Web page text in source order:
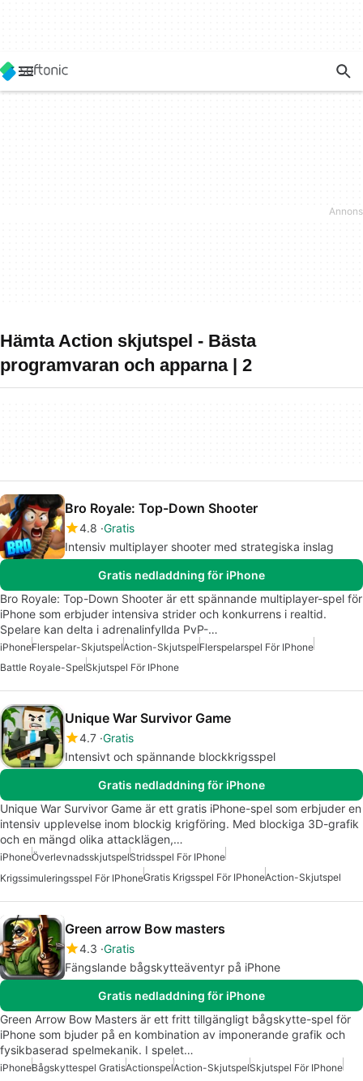
Hämta Action skjutspel - Bästa
programvaran och apparna | 2
Bro Royale: Top-Down Shooter
4.8 Gratis
Intensiv multiplayer shooter med strategiska inslag
Gratis nedladdning för iPhone
Bro Royale: Top-Down Shooter är ett spännande multiplayer-spel för
iPhone som erbjuder intensiva strider och konkurrens i realtid.
Spelare kan delta i adrenalinfyllda PvP-…
iPhoneFlerspelar-SkjutspelAction-SkjutspelFlerspelarspel För IPhone
Battle Royale-SpelSkjutspel För IPhone
Unique War Survivor Game
4.7 Gratis
Intensivt och spännande blockkrigsspel
Gratis nedladdning för iPhone
Unique War Survivor Game är ett gratis iPhone-spel som erbjuder en
intensiv upplevelse inom blockig krigföring. Med blockiga 3D-grafik
och en mängd olika attacklägen,…
iPhoneÖverlevnadsskjutspelStridsspel För IPhone
Krigssimuleringsspel För IPhoneGratis Krigsspel För IPhoneAction-Skjutspel
Green arrow Bow masters
4.3 Gratis
Fängslande bågskytteäventyr på iPhone
Gratis nedladdning för iPhone
Green Arrow Bow Masters är ett fritt tillgängligt bågskytte-spel för
iPhone som bjuder på en kombination av imponerande grafik och
fysikbaserad spelmekanik. I spelet…
iPhoneBågskyttespel GratisActionspelAction-SkjutspelSkjutspel För IPhone